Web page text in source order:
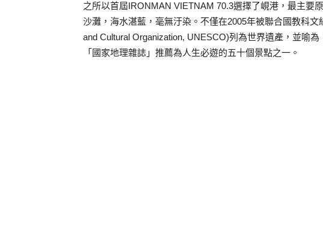
之所以首屆IRONMAN VIETNAM 70.3選擇了峴港，最主要
沙灘，海水湛藍，毫無汙染。不僅在2005年被聯合國教科文
and Cultural Organization, UNESCO)列為世界遺產，並喻
「國家地理雜誌」推薦為人生必遊的五十個景點之一。